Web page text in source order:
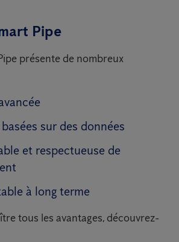
Pipe
présente de nombreux
sur des données
et respectueuse de
à long terme
tous les avantages, découvrez-